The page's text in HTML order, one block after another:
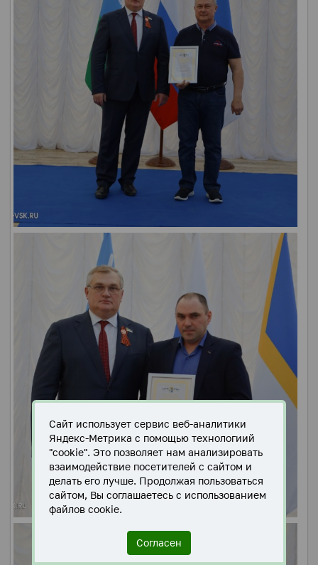
Сайт использует сервис веб-аналитики
Яндекс-Метрика с помощью технологиий
"cookie". Это позволяет нам анализировать
взаимодействие посетителей с сайтом и
делать его лучше. Продолжая пользоваться
сайтом, Вы соглашаетесь с использованием
файлов cookie.
Согласен